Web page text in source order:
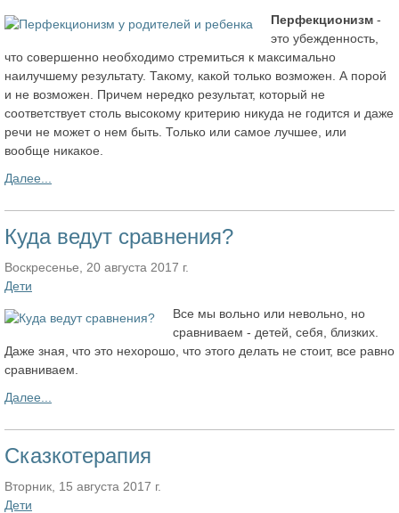
Перфекционизм -
это убежденность,
что совершенно необходимо стремиться к максимально
наилучшему результату. Такому, какой только возможен. А порой
и не возможен. Причем нередко результат, который не
соответствует столь высокому критерию никуда не годится и даже
речи не может о нем быть. Только или самое лучшее, или
вообще никакое.
Далее...
Куда ведут сравнения?
Воскресенье, 20 августа 2017 г.
Дети
Все мы вольно или невольно, но
сравниваем - детей, себя, близких.
Даже зная, что это нехорошо, что этого делать не стоит, все равно
сравниваем.
Далее...
Сказкотерапия
Вторник, 15 августа 2017 г.
Дети